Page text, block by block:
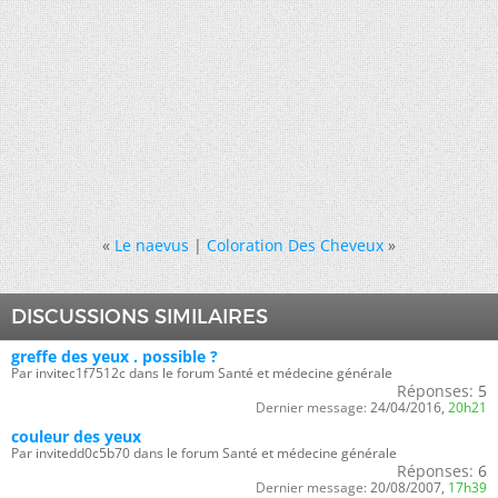
« Le naevus|Coloration Des Cheveux »
DISCUSSIONS SIMILAIRES
greffe des yeux . possible ?
Par invitec1f7512c dans le forum Santé et médecine générale
Réponses: 5
Dernier message: 24/04/2016, 20h21
couleur des yeux
Par invitedd0c5b70 dans le forum Santé et médecine générale
Réponses: 6
Dernier message: 20/08/2007, 17h39